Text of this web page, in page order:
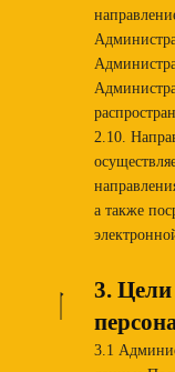
2.10.
а также
3.
3.1